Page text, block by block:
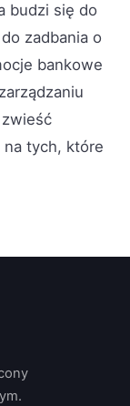
budzi się do
zadbania o
bankowe
tych, które